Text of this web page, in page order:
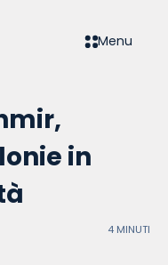
Menu
in
4 MINUTI